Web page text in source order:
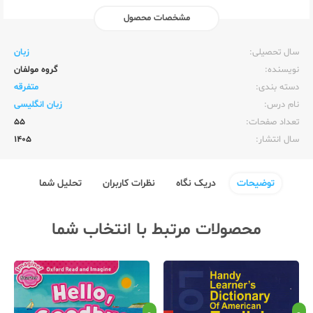
مشخصات محصول
سال تحصیلی:‌
زبان
نویسنده:‌
گروه مولفان
دسته بندی:
متفرقه
نام درس:
زبان انگلیسی
تعداد صفحات:‌
55
سال انتشار:‌
1405
توضیحات دریک نگاه نظرات کاربران تحلیل شما
محصولات مرتبط با انتخاب شما